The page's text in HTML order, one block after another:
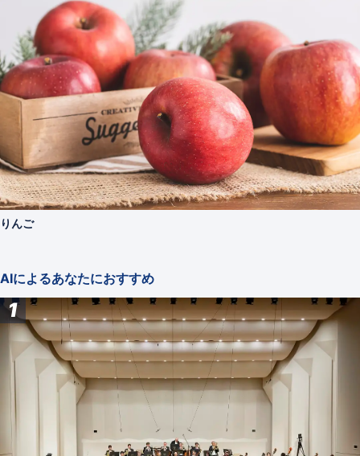
りんご
AIによるあなたにおすすめ
1